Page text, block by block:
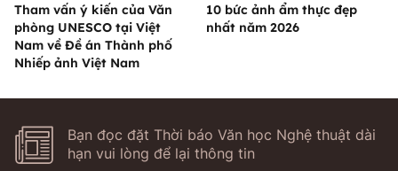
Tham vấn ý kiến của Văn
phòng UNESCO tại Việt
Nam về Đề án Thành phố
Nhiếp ảnh Việt Nam
10 bức ảnh ẩm thực đẹp
nhất năm 2026
Bạn đọc đặt Thời báo Văn học Nghệ thuật dài
hạn vui lòng để lại thông tin